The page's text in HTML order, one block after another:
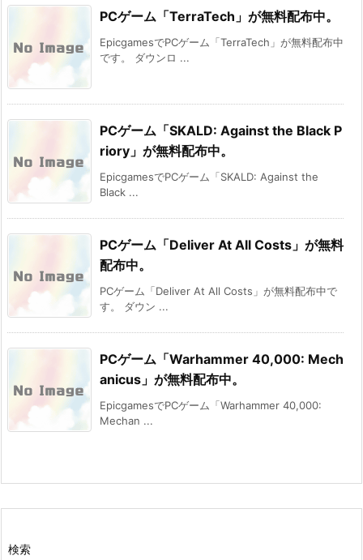
PCゲーム「TerraTech」が無料配布中。
EpicgamesでPCゲーム「TerraTech」が無料配布中
です。 ダウンロ ...
PCゲーム「SKALD: Against the Black P
riory」が無料配布中。
EpicgamesでPCゲーム「SKALD: Against the
Black ...
PCゲーム「Deliver At All Costs」が無料
配布中。
PCゲーム「Deliver At All Costs」が無料配布中で
す。 ダウン ...
PCゲーム「Warhammer 40,000: Mech
anicus」が無料配布中。
EpicgamesでPCゲーム「Warhammer 40,000:
Mechan ...
検索